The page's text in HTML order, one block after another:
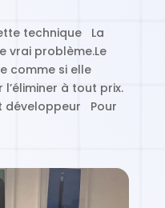
technique La
vrai problème.Le
comme si elle
à tout prix.
développeur Pour